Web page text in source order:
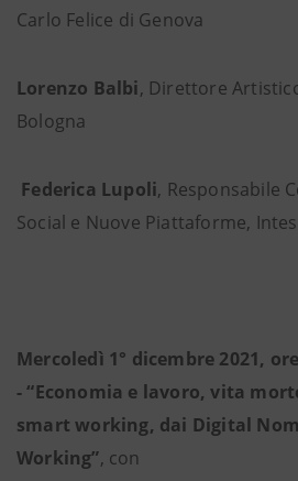
Carlo Felice di Genova
Lorenzo Balbi, Direttore
Bologna
Federica Lupoli, Responsabile
Social e Nuove Piattaforme,
Mercoledì 1° dicembre 2021,
- “Economia e lavoro, vita
smart working, dai Digital
Working”, con